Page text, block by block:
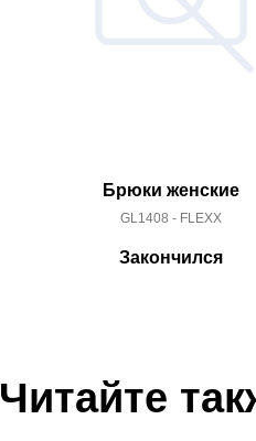
Брюки женские
GL1408 - FLEXX
Закончился
Читайте